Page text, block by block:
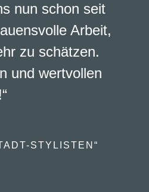
nun schon seit
Arbeit,
zu schätzen.
und wertvollen
STYLISTEN“